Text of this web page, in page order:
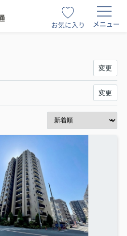
お気に入り メニュー
変更
変更